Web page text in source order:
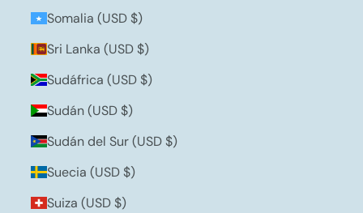
Somalia (USD $)
Sri Lanka (USD $)
Sudáfrica (USD $)
Sudán (USD $)
Sudán del Sur (USD $)
Suecia (USD $)
Suiza (USD $)